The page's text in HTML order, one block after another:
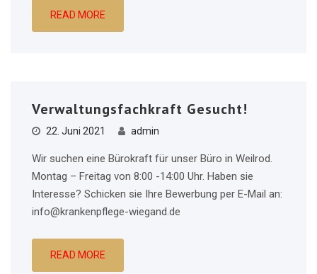
READ MORE
Verwaltungsfachkraft Gesucht!
22. Juni 2021 admin
Wir suchen eine Bürokraft für unser Büro in Weilrod.
Montag – Freitag von 8:00 -14:00 Uhr. Haben sie
Interesse? Schicken sie Ihre Bewerbung per E-Mail an:
info@krankenpflege-wiegand.de
READ MORE